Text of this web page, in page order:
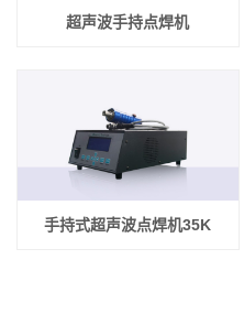
超声波手持点焊机
手持式超声波点焊机35K